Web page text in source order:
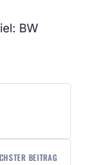
BW
BEITRAG